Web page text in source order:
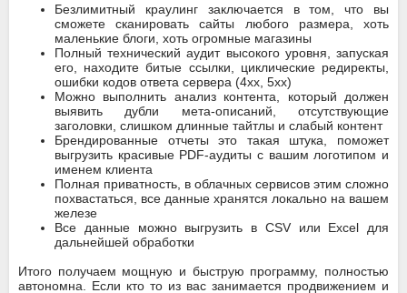
Безлимитный краулинг заключается в том, что вы
сможете сканировать сайты любого размера, хоть
маленькие блоги, хоть огромные магазины
Полный технический аудит высокого уровня, запуская
его, находите битые ссылки, циклические редиректы,
ошибки кодов ответа сервера (4xx, 5xx)
Можно выполнить анализ контента, который должен
выявить дубли мета-описаний, отсутствующие
заголовки, слишком длинные тайтлы и слабый контент
Брендированные отчеты это такая штука, поможет
выгрузить красивые PDF-аудиты с вашим логотипом и
именем клиента
Полная приватность, в облачных сервисов этим сложно
похвастаться, все данные хранятся локально на вашем
железе
Все данные можно выгрузить в CSV или Excel для
дальнейшей обработки
Итого получаем мощную и быструю программу, полностью
автономна. Если кто то из вас занимается продвижением и